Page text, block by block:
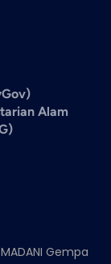
Alam
MADANI Gempa